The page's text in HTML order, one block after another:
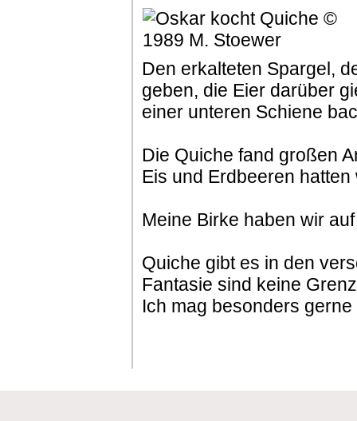
Den erkalteten Spargel,
geben, die Eier darüber
einer unteren Schiene
Die Quiche fand großen
Eis und Erdbeeren
Meine Birke haben wir
Quiche gibt es in den
Fantasie sind keine
Ich mag besonders